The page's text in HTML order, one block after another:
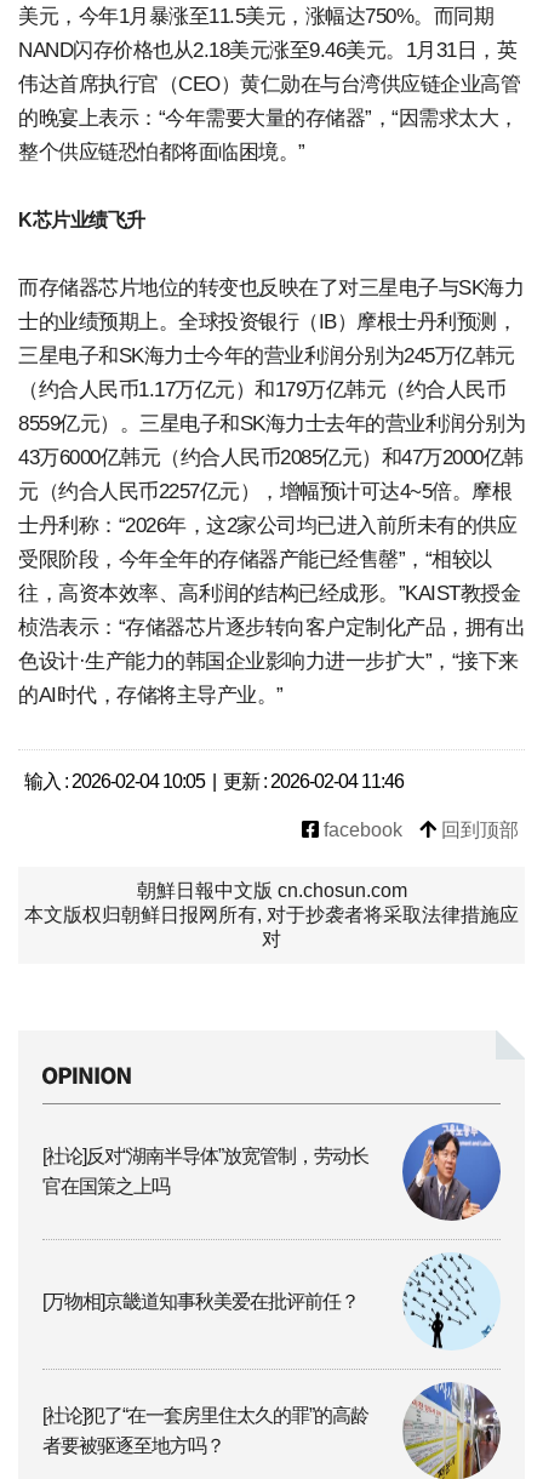
美元，今年1月暴涨至11.5美元，涨幅达750%。而同期
NAND闪存价格也从2.18美元涨至9.46美元。1月31日，英
伟达首席执行官（CEO）黄仁勋在与台湾供应链企业高管
的晚宴上表示：“今年需要大量的存储器”，“因需求太大，
整个供应链恐怕都将面临困境。”
K芯片业绩飞升
而存储器芯片地位的转变也反映在了对三星电子与SK海力
士的业绩预期上。全球投资银行（IB）摩根士丹利预测，
三星电子和SK海力士今年的营业利润分别为245万亿韩元
（约合人民币1.17万亿元）和179万亿韩元（约合人民币
8559亿元）。三星电子和SK海力士去年的营业利润分别为
43万6000亿韩元（约合人民币2085亿元）和47万2000亿韩
元（约合人民币2257亿元），增幅预计可达4~5倍。摩根
士丹利称：“2026年，这2家公司均已进入前所未有的供应
受限阶段，今年全年的存储器产能已经售罄”，“相较以
往，高资本效率、高利润的结构已经成形。”KAIST教授金
桢浩表示：“存储器芯片逐步转向客户定制化产品，拥有出
色设计·生产能力的韩国企业影响力进一步扩大”，“接下来
的AI时代，存储将主导产业。”
输入 : 2026-02-04 10:05 | 更新 : 2026-02-04 11:46
facebook 回到顶部
朝鮮日報中文版 cn.chosun.com
本文版权归朝鲜日报网所有, 对于抄袭者将采取法律措施应
对
[社论]反对“湖南半导体”放宽管制，劳动长
官在国策之上吗
[万物相]京畿道知事秋美爱在批评前任？
[社论]犯了“在一套房里住太久的罪”的高龄
者要被驱逐至地方吗？